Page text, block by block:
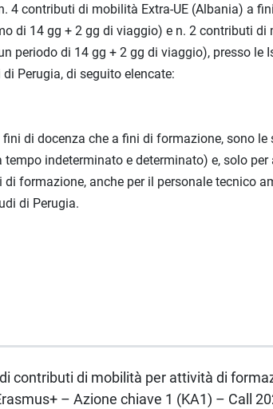
4 contributi di mobilità Extra-UE (Albania) a
di 14 gg + 2 gg di viaggio) e n. 2 contributi di
periodo di 14 gg + 2 gg di viaggio), presso le
Perugia, di seguito elencate:
di docenza che a fini di formazione, sono le
indeterminato e determinato) e, solo
formazione, anche per il personale tecnico
di Perugia.
contributi di mobilità per attività di
– Azione chiave 1 (KA1) – Call